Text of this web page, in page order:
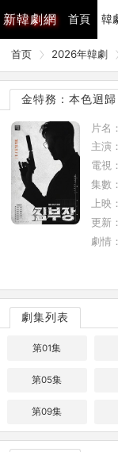
新韓劇網 首頁 韓
首页 2026年韓劇
金特務：本色迴歸
片名：
主演：
電視：
集數：
上映：
更新：
劇情：
劇集列表
第01集
第05集
第09集